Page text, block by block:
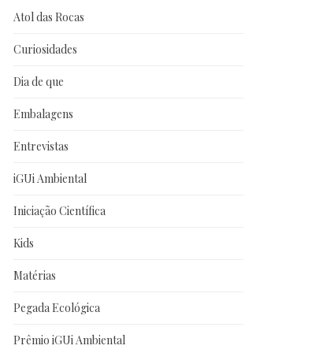
Atol das Rocas
Curiosidades
Dia de que
Embalagens
Entrevistas
iGUi Ambiental
Iniciação Científica
Kids
Matérias
Pegada Ecológica
Prêmio iGUi Ambiental